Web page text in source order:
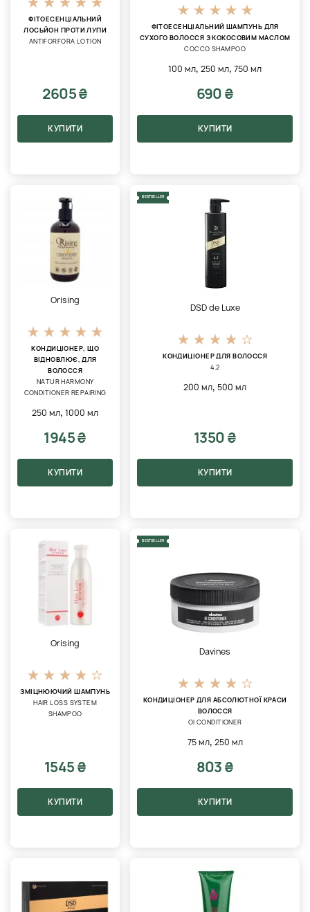
ФІТОЕСЕНЦІАЛЬНИЙ
ЛОСЬЙОН ПРОТИ ЛУПИ
ANTIFORFORA LOTION
2605 ₴
КУПИТИ
ФІТОЕСЕНЦІАЛЬНИЙ ШАМПУНЬ ДЛЯ
СУХОГО ВОЛОССЯ З КОКОСОВИМ МАСЛОМ
COCCO SHAMPOO
100 мл,250 мл,750 мл
690 ₴
КУПИТИ
Orising
КОНДИЦІОНЕР, ЩО
ВІДНОВЛЮЄ, ДЛЯ
ВОЛОССЯ
NATUR HARMONY
CONDITIONER REPAIRING
250 мл,1000 мл
1945 ₴
КУПИТИ
BESTSELLER
DSD de Luxe
КОНДИЦІОНЕР ДЛЯ ВОЛОССЯ
4.2
200 мл, 500 мл
1350 ₴
КУПИТИ
Orising
ЗМІЦНЮЮЧИЙ ШАМПУНЬ
HAIR LOSS SYSTEM
SHAMPOO
1545 ₴
КУПИТИ
BESTSELLER
Davines
КОНДИЦІОНЕР ДЛЯ АБСОЛЮТНОЇ КРАСИ
ВОЛОССЯ
OI CONDITIONER
75 мл, 250 мл
803 ₴
КУПИТИ